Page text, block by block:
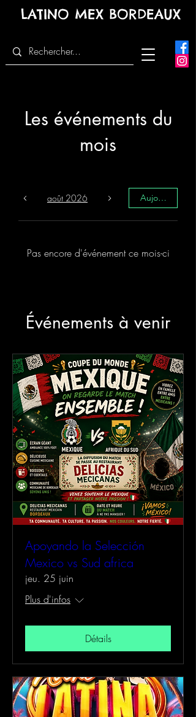
LATINO MEX BORDEAUX
Les événements du
mois
août 2026 Aujourd'hui
Pas encore d'événement ce mois-ci
Événements à venir
Apoyando la Selección
Mexico vs Sud africa
jeu. 25 juin
Plus d'infos
Détails